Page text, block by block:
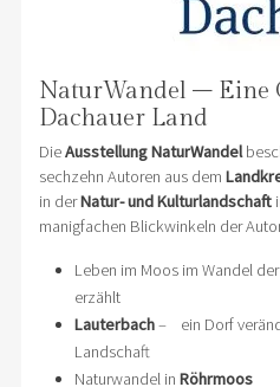
NaturWandel – Eine
Dachauer Land
DieAusstellung NaturWandel
sechzehn Autoren aus dem
in derNatur- und Kulturlandschaft
manigfachen Blickwinkeln der
Leben im Moos im Wandel
erzählt
Lauterbach– ein Dorf
Landschaft
Naturwandel in Röhrmoos